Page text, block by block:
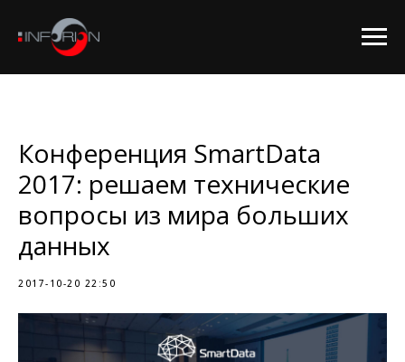
Конференция SmartData
2017: решаем технические
вопросы из мира больших
данных
2017-10-20 22:50